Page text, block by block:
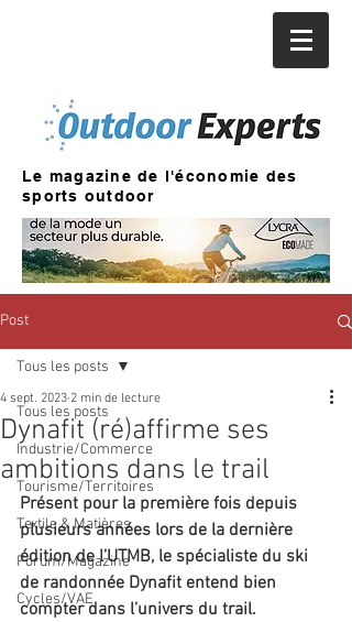
Le magazine de l'économie des
sports outdoor
Post
Tous les posts
Industrie/Commerce
Tourisme/Territoires
Textile & Matières
Forum/Magazine
Cycles/VAE
Tous les posts
Dynafit (ré)affirme ses
ambitions dans le trail
4 sept. 2023 2 min de lecture
Présent pour la première fois depuis
plusieurs années lors de la dernière
édition de l’UTMB, le spécialiste du ski
de randonnée Dynafit entend bien
compter dans l’univers du trail.